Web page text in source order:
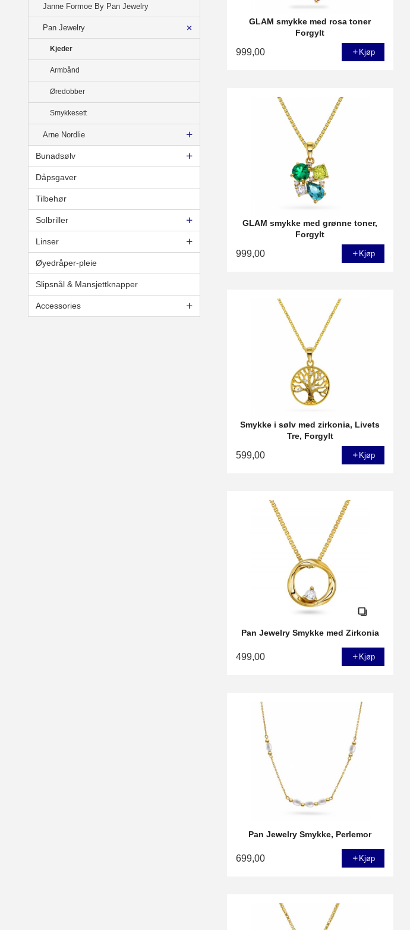
Janne Formoe By Pan Jewelry
Pan Jewelry
Kjeder
Armbånd
Øredobber
Smykkesett
Arne Nordlie
Bunadsølv
Dåpsgaver
Tilbehør
Solbriller
Linser
Øyedråper-pleie
Slipsnål & Mansjettknapper
Accessories
GLAM smykke med rosa toner
Forgylt
999,00 Kjøp
GLAM smykke med grønne toner,
Forgylt
999,00 Kjøp
Smykke i sølv med zirkonia, Livets
Tre, Forgylt
599,00 Kjøp
Pan Jewelry Smykke med Zirkonia
499,00 Kjøp
Pan Jewelry Smykke, Perlemor
699,00 Kjøp